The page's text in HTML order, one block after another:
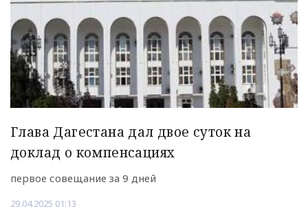
Глава Дагестана дал двое суток на
доклад о компенсациях
первое совещание за 9 дней
29.04.2025 01:13